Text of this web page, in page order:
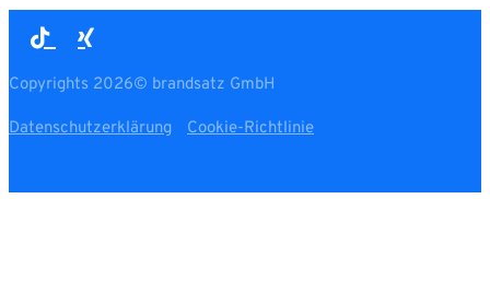
Copyrights 2026© brandsatz GmbH
Datenschutzerklärung Cookie-Richtlinie